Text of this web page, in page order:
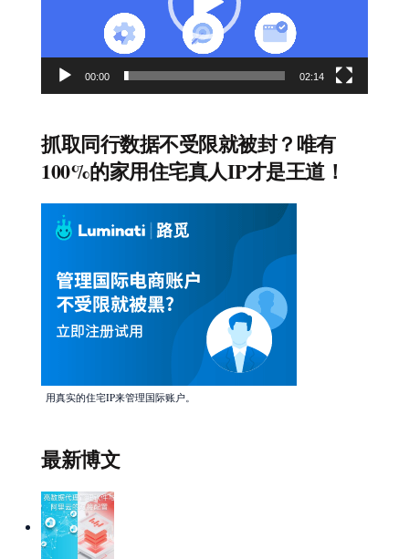
00:00 02:14
抓取同行数据不受限就被封？唯有
100%的家用住宅真人IP才是王道！
用真实的住宅IP来管理国际账户。
最新博文